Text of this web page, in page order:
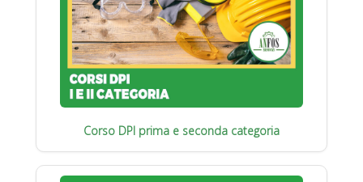
Corso DPI prima e seconda categoria